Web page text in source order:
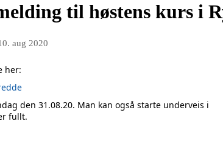
til høstens kurs i
aug 2020
her:
den 31.08.20. Man kan også starte underveis i
fullt.